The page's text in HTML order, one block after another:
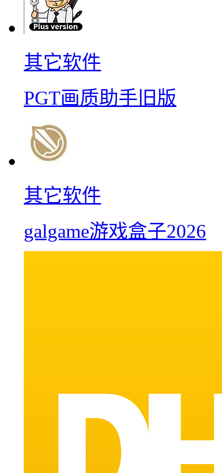
其它软件
PGT画质助手旧版
其它软件
galgame游戏盒子2026